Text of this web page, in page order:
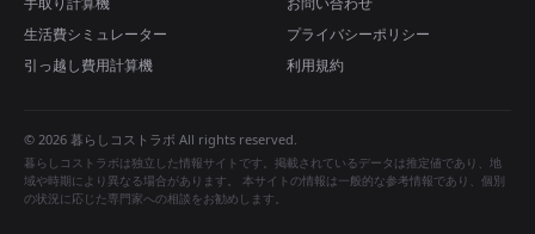
生活費シミュレーター
引っ越し費用計算機
プライバシーポリシー
利用規約
© 2026 暮らしコストラボ All rights reserved.
暮らしコストラボは独立した情報サイトです。掲載されているデータは推定値であり、地
域や時期により異なる場合があります。 本サイトの情報は一般的な参考情報であり、個別
の状況に応じた専門家への相談をお勧めします。